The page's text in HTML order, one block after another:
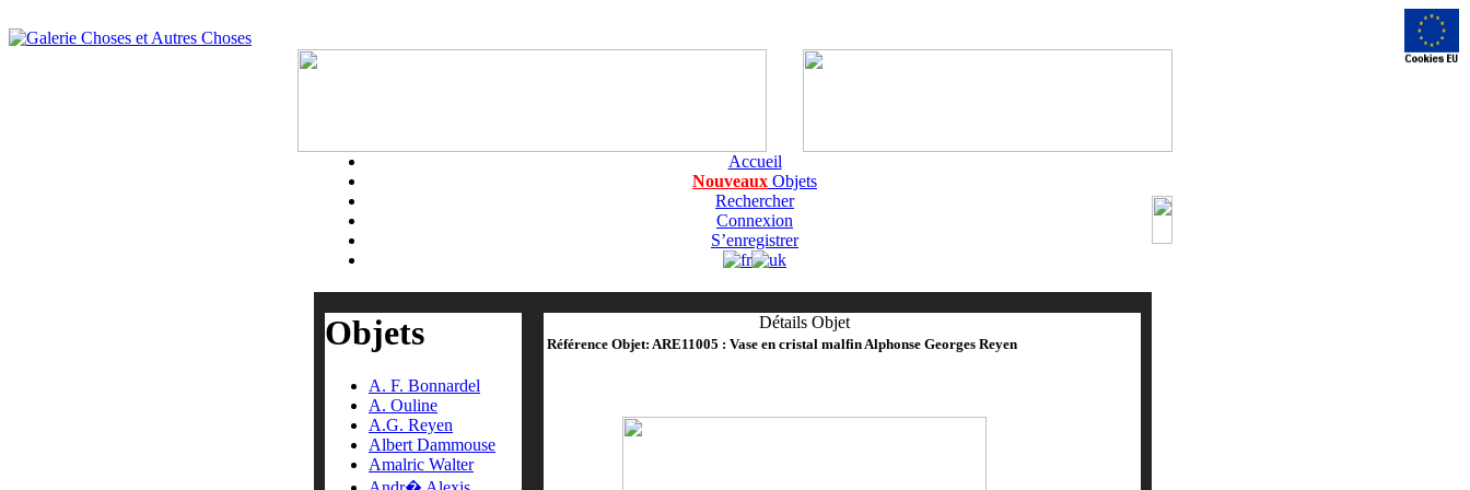
Accueil
Nouveaux Objets
Rechercher
Connexion
S’enregistrer
Objets
A. F. Bonnardel
A. Ouline
A.G. Reyen
Albert Dammouse
Amalric Walter
Détails Objet
Référence Objet: ARE11005 : Vase en cristal malfin Alphonse Georges Reyen